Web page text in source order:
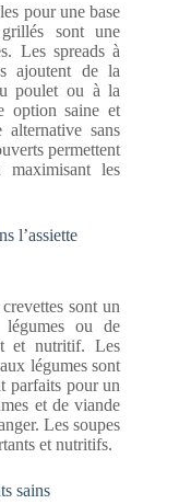
pour une base
sont une
Les spreads à
ajoutent de la
poulet ou à la
option saine et
sans
permettent
les
l’assiette
sont un
ou de
et nutritif. Les
légumes sont
parfaits pour un
et de viande
Les soupes
et nutritifs.
sains